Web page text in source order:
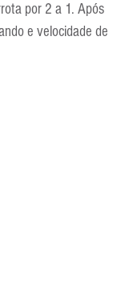
por 2 a 1. Após
e velocidade de